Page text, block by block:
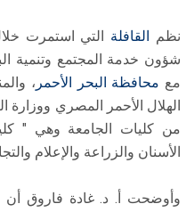
نظم القافلة
شؤون خدمة المجتمع وتنمية
مع محافظة البحر الأحمر ،
الهلال الأحمر المصري
من كليات الجامعة وهي "
الأسنان والزراعة والإعلام
وأوضحت أ. د. غادة فاروق أن